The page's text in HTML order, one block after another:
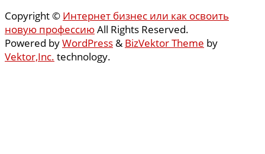
Copyright © Интернет бизнес или как освоить
новую профессиюAll Rights Reserved.
Powered byWordPress & BizVektor Theme by
Vektor,Inc. technology.